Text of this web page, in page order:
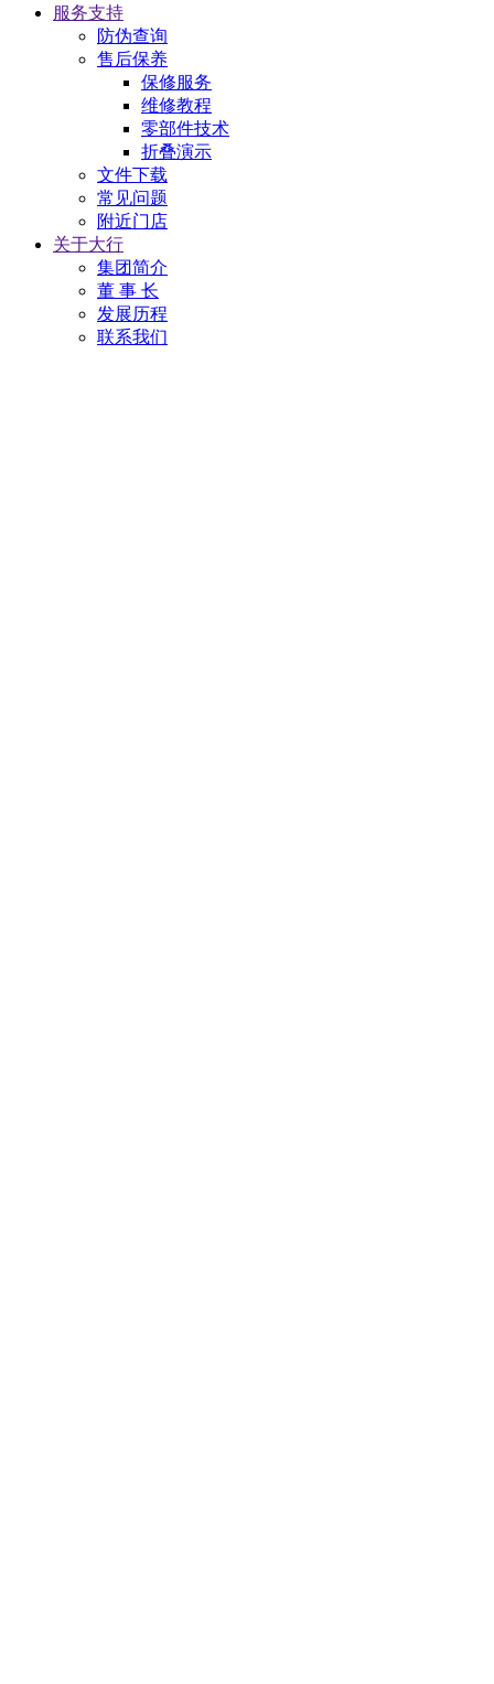
服务支持
防伪查询
售后保养
保修服务
维修教程
零部件技术
折叠演示
文件下载
常见问题
附近门店
关于大行
集团简介
董 事 长
发展历程
联系我们